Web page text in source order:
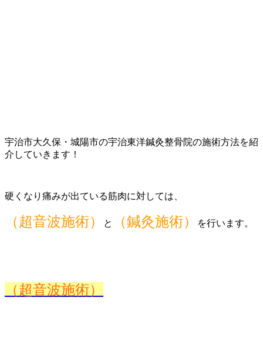
宇治市大久保・城陽市の宇治東洋鍼灸整骨院の施術方法を紹
介していきます！
硬くなり痛みが出ている筋肉に対しては、
（超音波施術） と （鍼灸施術） を行います。
（超音波施術）